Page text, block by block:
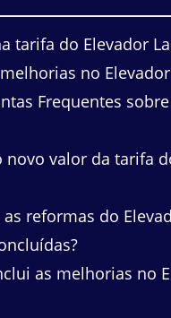
tarifa do Elevador
no
Frequentes
novo valor da tarifa
reformas do
as melhorias no